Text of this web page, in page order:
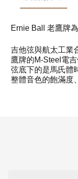
Ernie Ball 老鷹牌
吉他弦與航太工業
鷹牌的M-Steel電
弦底下的是馬氏體
整體音色的飽滿度